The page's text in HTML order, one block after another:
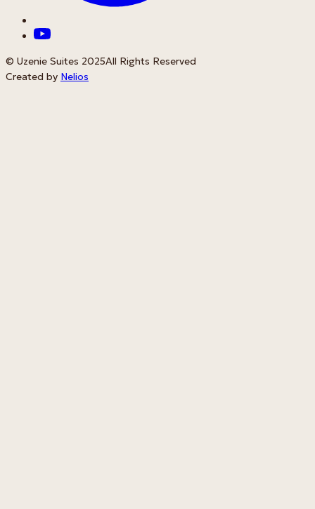
© Uzenie Suites 2025All Rights Reserved
Created by Nelios